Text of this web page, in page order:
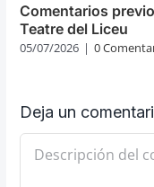
Comentarios
Teatre del Liceu
05/07/2026 | 0
Deja un
Comentario